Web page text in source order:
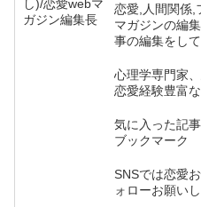
恋愛,人間関係,
マガジンの編
事の編集をし
心理学専門家
恋愛経験豊富
気に入った記
ブックマーク
SNSでは恋愛
ォローお願い